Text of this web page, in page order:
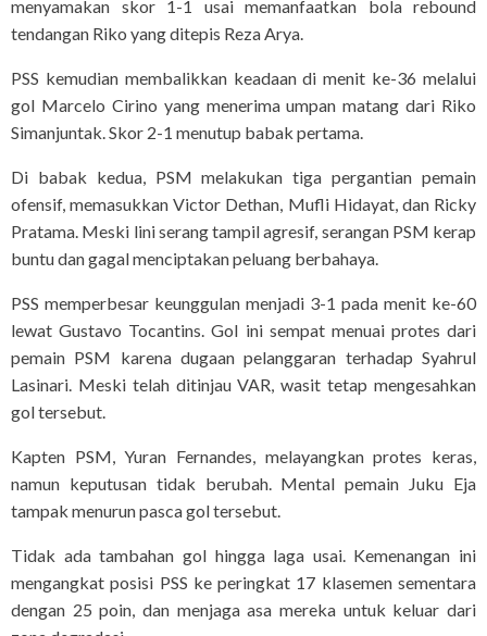
menyamakan skor 1-1 usai memanfaatkan bola rebound
tendangan Riko yang ditepis Reza Arya.
PSS kemudian membalikkan keadaan di menit ke-36 melalui
gol Marcelo Cirino yang menerima umpan matang dari Riko
Simanjuntak. Skor 2-1 menutup babak pertama.
Di babak kedua, PSM melakukan tiga pergantian pemain
ofensif, memasukkan Victor Dethan, Mufli Hidayat, dan Ricky
Pratama. Meski lini serang tampil agresif, serangan PSM kerap
buntu dan gagal menciptakan peluang berbahaya.
PSS memperbesar keunggulan menjadi 3-1 pada menit ke-60
lewat Gustavo Tocantins. Gol ini sempat menuai protes dari
pemain PSM karena dugaan pelanggaran terhadap Syahrul
Lasinari. Meski telah ditinjau VAR, wasit tetap mengesahkan
gol tersebut.
Kapten PSM, Yuran Fernandes, melayangkan protes keras,
namun keputusan tidak berubah. Mental pemain Juku Eja
tampak menurun pasca gol tersebut.
Tidak ada tambahan gol hingga laga usai. Kemenangan ini
mengangkat posisi PSS ke peringkat 17 klasemen sementara
dengan 25 poin, dan menjaga asa mereka untuk keluar dari